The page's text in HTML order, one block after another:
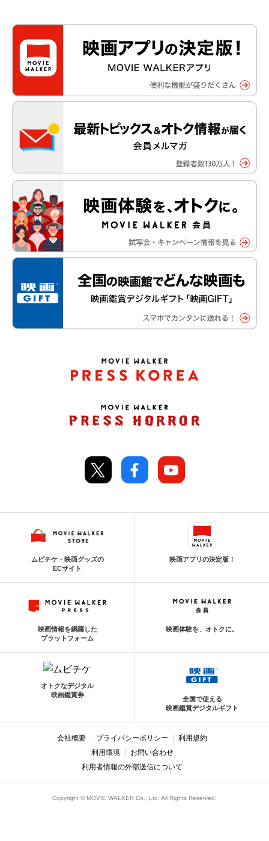
ムビチケ・映画グッズの
ECサイト
映画アプリの決定版！
映画情報を網羅した
プラットフォーム
映画体験を、オトクに。
オトクなデジタル
映画鑑賞券
全国で使える
映画鑑賞デジタルギフト
会社概要 プライバシーポリシー
利用規約
利用環境
お問い合わせ
利用者情報の外部送信について
Copyright © MOVIE WALKER Co., Ltd. All Rights Reserved.